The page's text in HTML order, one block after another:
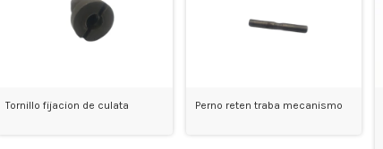
Tornillo fijacion de culata Perno reten traba mecanismo